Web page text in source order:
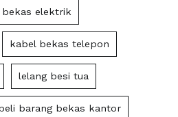
bekas elektrik
kabel bekas telepon
lelang besi tua
barang bekas kantor